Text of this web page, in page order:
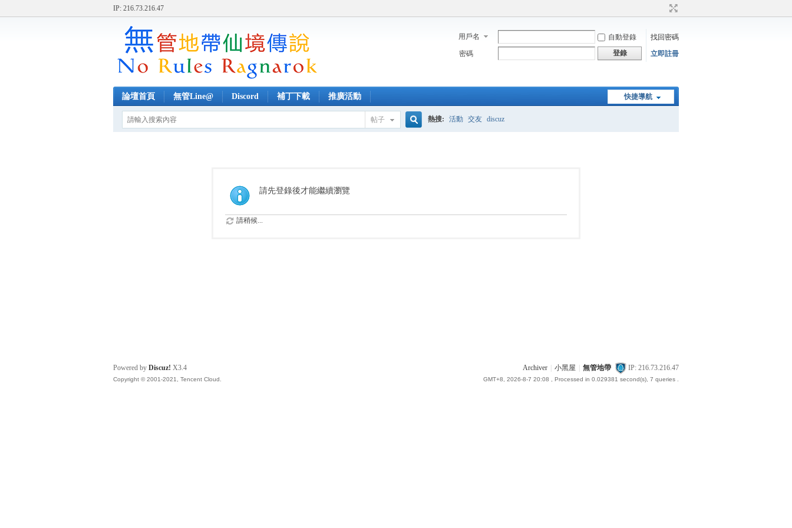
IP: 216.73.216.47
用戶名 自動登錄
找回密碼
密碼
登錄 立即註冊
快捷導航
論壇首頁 無管Line@ Discord 補丁下載 推廣活動
帖子 熱搜: 活動 交友 discuz
請先登錄後才能繼續瀏覽
請稍候...
Archiver 小黑屋 無管地帶 IP: 216.73.216.47
GMT+8, 2026-8-7 20:08 , Processed in 0.029381 second(s), 7 queries .
Powered by Discuz! X3.4
Copyright © 2001-2021, Tencent Cloud.